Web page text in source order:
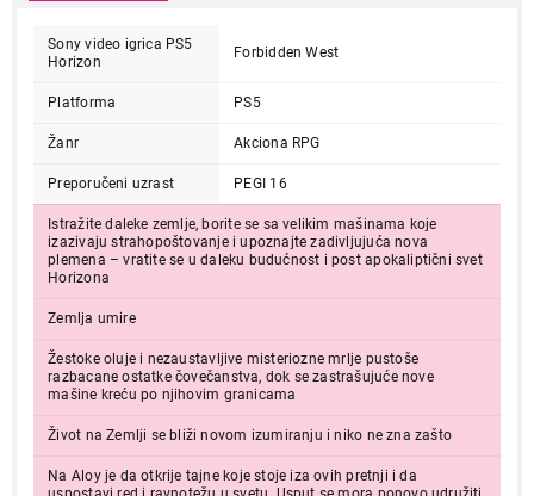
Sony video igrica PS5
Horizon
Forbidden West
Platforma PS5
Žanr Akciona RPG
Preporučeni uzrast PEGI 16
Istražite daleke zemlje, borite se sa velikim mašinama koje
izazivaju strahopoštovanje i upoznajte zadivljujuća nova
plemena – vratite se u daleku budućnost i post apokaliptični svet
Horizona
Zemlja umire
Žestoke oluje i nezaustavljive misteriozne mrlje pustoše
razbacane ostatke čovečanstva, dok se zastrašujuće nove
mašine kreću po njihovim granicama
Život na Zemlji se bliži novom izumiranju i niko ne zna zašto
Na Aloy je da otkrije tajne koje stoje iza ovih pretnji i da